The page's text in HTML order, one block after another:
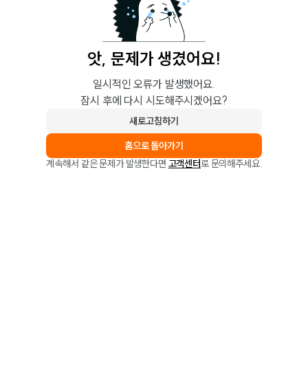
앗, 문제가 생겼어요!
일시적인 오류가 발생했어요.
잠시 후에 다시 시도해주시겠어요?
새로고침하기
홈으로 돌아가기
계속해서 같은 문제가 발생한다면 고객센터로 문의해주세요.